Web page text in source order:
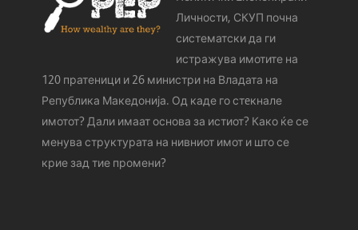
Личности, СКУП почна
систематски да ги
истражува имотите на
120 пратеници и 26 министри на Владата на
Република Македонија. Од каде го стeкнале
имотот? Дали имаат основа за истиот? Како ќе се
менува структурата на нивниот имот и што се
крие зад тие промени?